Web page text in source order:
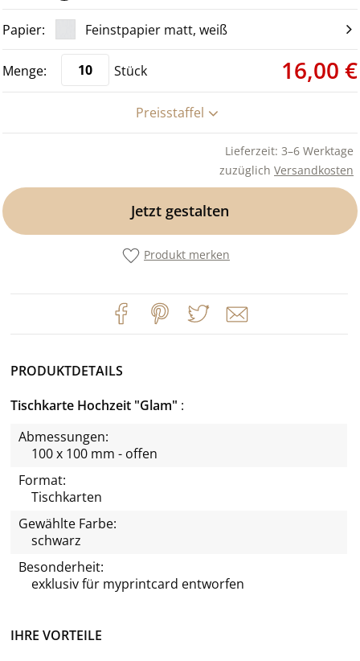
Feinstpapier matt, weiß
Stück 16,00 €
Preisstaffel
Lieferzeit: 3–6 Werktage
zuzüglich Versandkosten
Jetzt gestalten
Produkt merken
IHRE VORTEILE
PRODUKTDETAILS
Tischkarte Hochzeit "Glam"
Abmessungen:
100 x 100 mm - offen
Format:
Tischkarten
Gewählte Farbe:
schwarz
Besonderheit:
exklusiv für myprintcard entworfen